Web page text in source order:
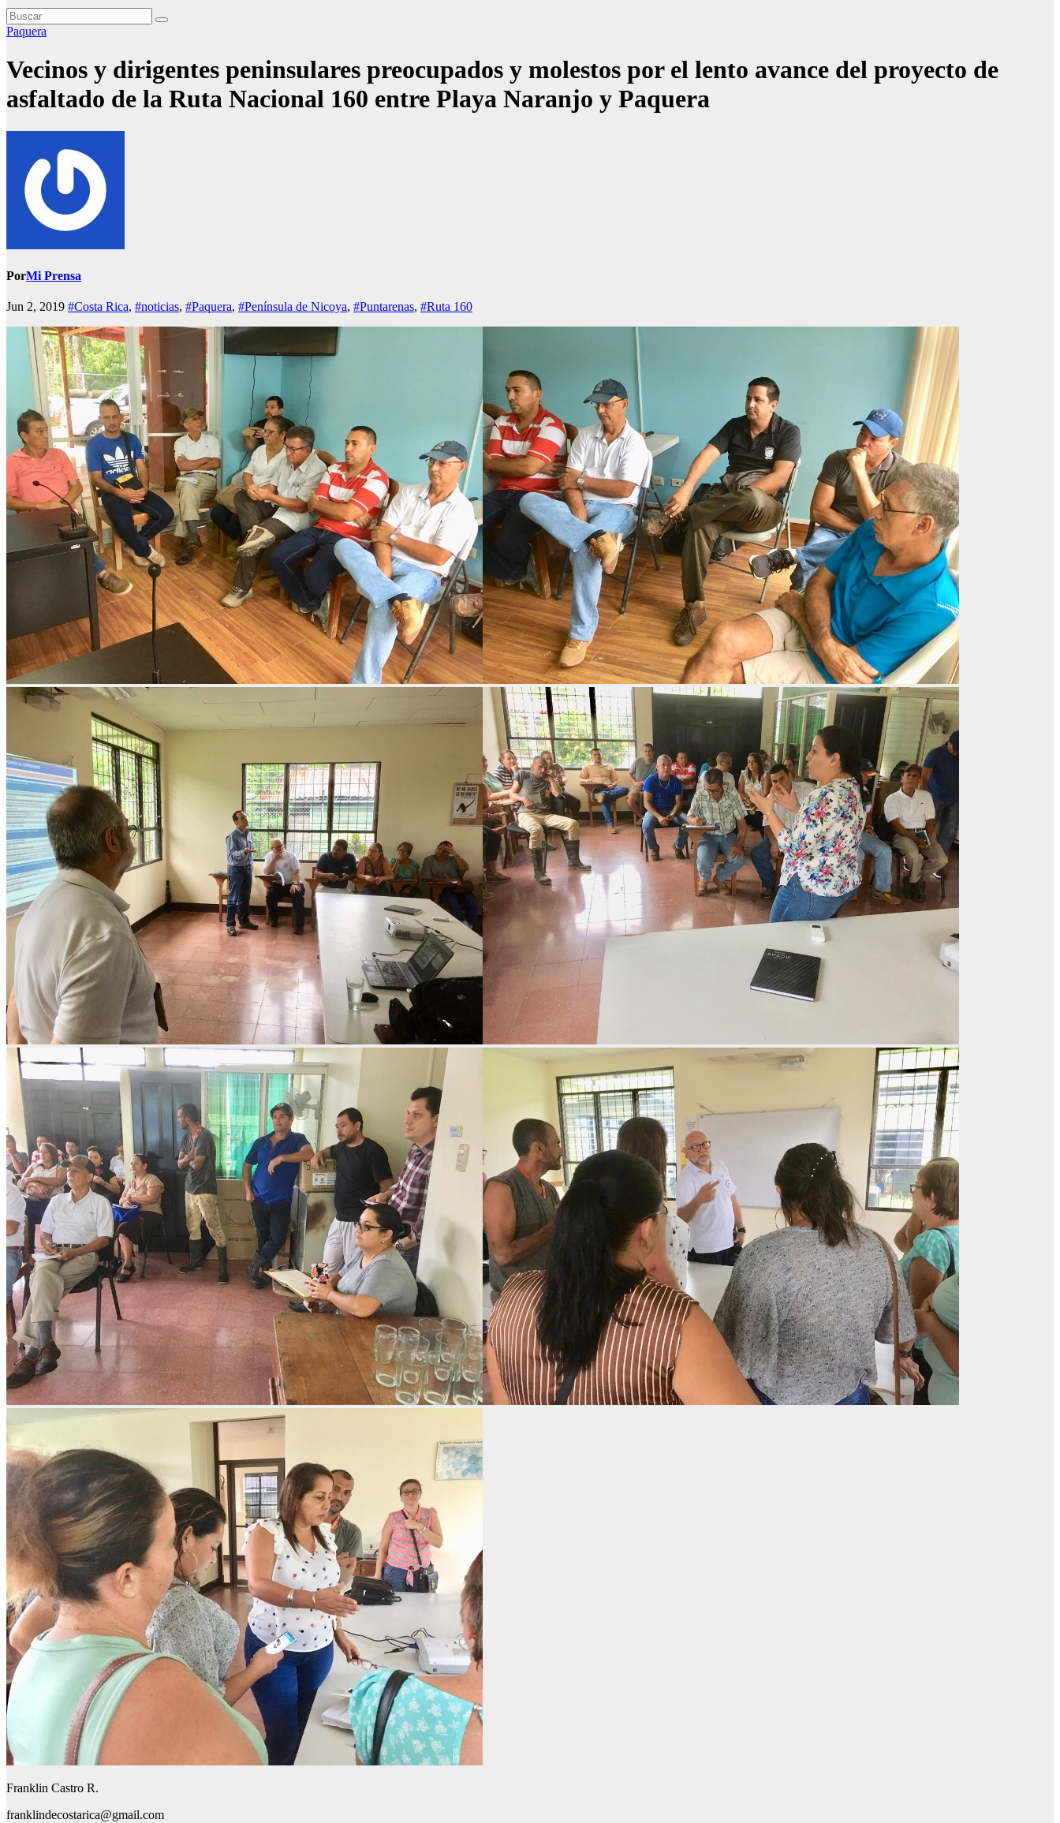
Paquera
Vecinos y dirigentes peninsulares preocupados y molestos por el lento avance del proyecto de
asfaltado de la Ruta Nacional 160 entre Playa Naranjo y Paquera
PorMi Prensa
Jun 2, 2019 #Costa Rica, #noticias, #Paquera, #Península de Nicoya, #Puntarenas, #Ruta 160
Franklin Castro R.
franklindecostarica@gmail.com